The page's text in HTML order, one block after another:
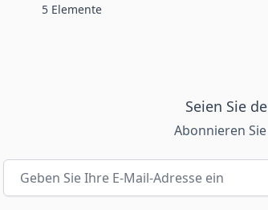
5 Elemente
Seien Sie
Abonnieren
E-Mailadresse